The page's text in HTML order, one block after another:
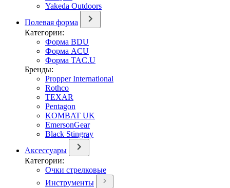
Yakeda Outdoors
Полевая форма
Категории:
Форма BDU
Форма ACU
Форма TAC.U
Бренды:
Propper International
Rothco
TEXAR
Pentagon
KOMBAT UK
EmersonGear
Black Stingray
Аксессуары
Категории:
Очки стрелковые
Инструменты